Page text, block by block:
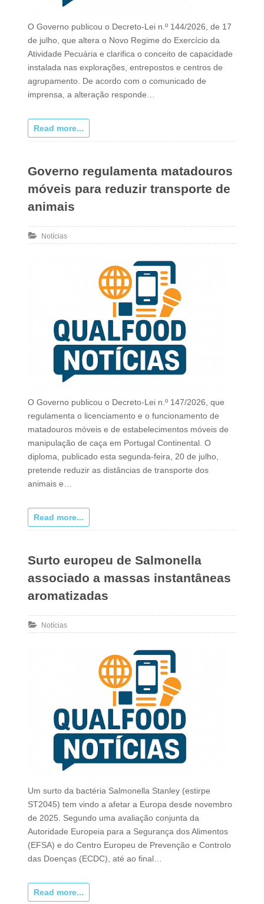
O Governo publicou o Decreto-Lei n.º 144/2026, de 17
de julho, que altera o Novo Regime do Exercício da
Atividade Pecuária e clarifica o conceito de capacidade
instalada nas explorações, entrepostos e centros de
agrupamento. De acordo com o comunicado de
imprensa, a alteração responde…
Read more...
Governo regulamenta matadouros
móveis para reduzir transporte de
animais
Notícias
O Governo publicou o Decreto-Lei n.º 147/2026, que
regulamenta o licenciamento e o funcionamento de
matadouros móveis e de estabelecimentos móveis de
manipulação de caça em Portugal Continental. O
diploma, publicado esta segunda-feira, 20 de julho,
pretende reduzir as distâncias de transporte dos
animais e…
Read more...
Surto europeu de Salmonella
associado a massas instantâneas
aromatizadas
Notícias
Um surto da bactéria Salmonella Stanley (estirpe
ST2045) tem vindo a afetar a Europa desde novembro
de 2025. Segundo uma avaliação conjunta da
Autoridade Europeia para a Segurança dos Alimentos
(EFSA) e do Centro Europeu de Prevenção e Controlo
das Doenças (ECDC), até ao final…
Read more...